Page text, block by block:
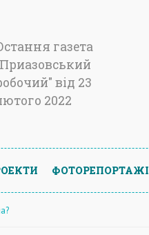
газета
від 23
2022
ФОТОРЕПОРТАЖІ